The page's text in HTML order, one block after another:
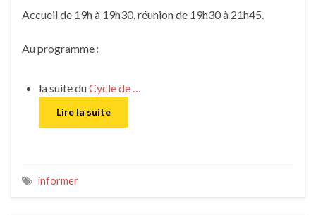
Accueil de 19h à 19h30, réunion de 19h30 à 21h45.
Au programme :
la suite duCycle de …
Lire la suite
informer